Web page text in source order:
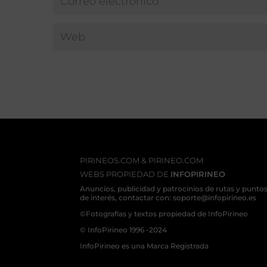
PIRINEOS.COM & PIRINEO.COM
WEBS PROPIEDAD DE INFOPIRINEO
Anuncios, publicidad y patrocinios de rutas y
de interés, contactar con: soporte@infopirineo.es
©Fotografías y textos propiedad de InfoPirineo
© InfoPirineo 1996 -2024
InfoPirineo es una Marca Registrada